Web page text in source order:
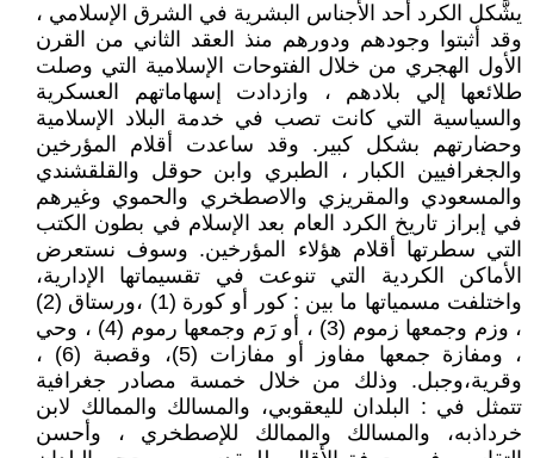
يشَّكل الكرد أحد الأجناس البشرية في الشرق الإسلامي ،
وقد أثبتوا وجودهم ودورهم منذ العقد الثاني من القرن
الأول الهجري من خلال الفتوحات الإسلامية التي وصلت
طلائعها إلي بلادهم ، وازدادت إسهاماتهم العسكرية
والسياسية التي كانت تصب في خدمة البلاد الإسلامية
وحضارتهم بشكل كبير. وقد ساعدت أقلام المؤرخين
والجغرافيين الكبار ، الطبري وابن حوقل والقلقشندي
والمسعودي والمقريزي والاصطخري والحموي وغيرهم
في إبراز تاريخ الكرد العام بعد الإسلام في بطون الكتب
التي سطرتها أقلام هؤلاء المؤرخين. وسوف نستعرض
الأماكن الكردية التي تنوعت في تقسيماتها الإدارية،
واختلفت مسمياتها ما بين : كور أو كورة (1) ،ورستاق (2)
، وزم وجمعها زموم (3) ، أو رَم وجمعها رموم (4) ، وحي
، ومفازة جمعها مفاوز أو مفازات (5)، وقصبة (6) ،
وقرية،وجبل. وذلك من خلال خمسة مصادر جغرافية
تتمثل في : البلدان لليعقوبي، والمسالك والممالك لابن
خرداذبه، والمسالك والممالك للإصطخري ، وأحسن